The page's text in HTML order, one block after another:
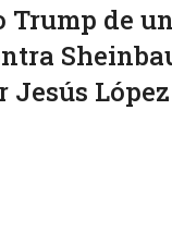
Trump de
Jesús